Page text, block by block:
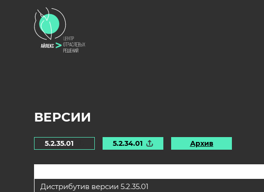
ВЕРСИИ
5.2.35.01 5.2.34.01 Архив
Дистрибутив версии 5.2.35.01